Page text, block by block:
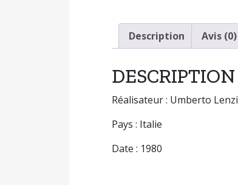
Description Avis (0)
DESCRIPTION
Réalisateur : Umberto Lenzi
Pays : Italie
Date : 1980